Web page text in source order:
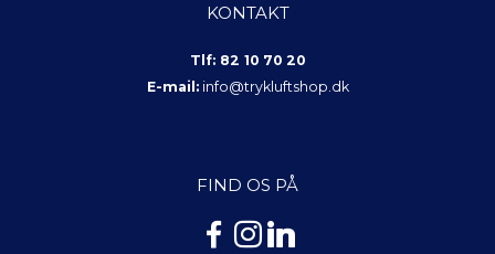
KONTAKT
Tlf: 82 10 70 20
E-mail: info@trykluftshop.dk
FIND OS PÅ